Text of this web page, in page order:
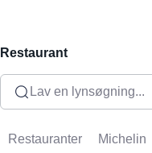
Restaurant
Lav en lynsøgning...
Restauranter Michelin